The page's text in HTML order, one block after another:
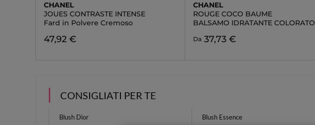
CHANEL
JOUES CONTRASTE INTENSE
Fard in Polvere Cremoso
47,92 €
CHANEL
ROUGE COCO BAUME
BALSAMO IDRATANTE COLORATO
Da 37,73 €
CONSIGLIATI PER TE
Blush Dior Blush Essence